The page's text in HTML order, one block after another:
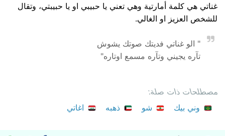
غناتي هي كلمة أمارتية وهي تعني يا حبيبي او يا حبيبتي، وتقال
للشخص العزيز او الغالي.
" الو غناتي فديتك صوتك يشوش
تآره يجيني وتآره مسمع اوتاره"
مصطلحات ذات صلة:
وني بيك
شو ذهبه اغاتي